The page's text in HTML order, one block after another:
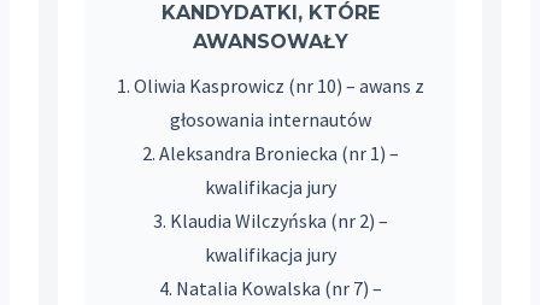
KANDYDATKI, KTÓRE
AWANSOWAŁY
1. Oliwia Kasprowicz (nr 10) – awans z
głosowania internautów
2. Aleksandra Broniecka (nr 1) –
kwalifikacja jury
3. Klaudia Wilczyńska (nr 2) –
kwalifikacja jury
4. Natalia Kowalska (nr 7) –